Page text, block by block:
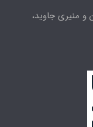
، بین 12فروردین و منیری جاوید،